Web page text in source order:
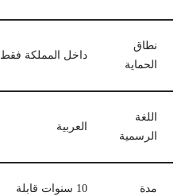
نطاق
الحماية
داخل المملكة فقط
اللغة
الرسمية
العربية
مدة
10 سنوات قابلة